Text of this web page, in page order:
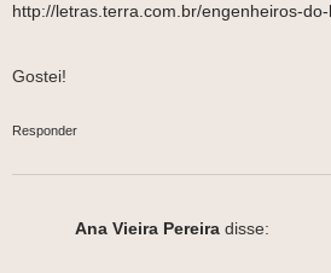
http://letras.terra.com.br/engenheiros-
Gostei!
Responder
Ana Vieira Pereira disse: